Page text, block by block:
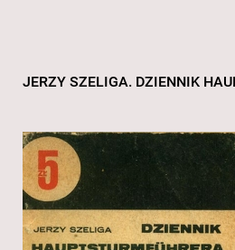
JERZY SZELIGA. DZIENNIK